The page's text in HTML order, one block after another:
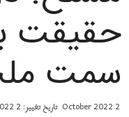
حقیقت
سمت
2 October 2022 تاریخ تغییر: 2 October 2022